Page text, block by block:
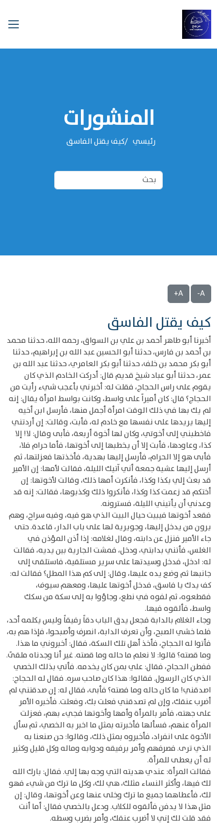
المنشورات
رئيسي كيف يقتل الفاسق
A-
A+
كيف يقتل الفاسق
أخبرنا أبو طاهر أحمد بن علي بن السواق، رحمه الله، حدثنا محمد
بن أحمد بن فارس، حدثنا أبو الحسين عبد الله بن إبراهيم، حدثنا
أبو بكر محمد بن خلف، حدثنا أبو بكر العامري، حدثنا عبد الله بن
عمر، حدثنا أبو عباد شيخ قديم قال: أدركت الخادم الذي كان
يقوم على راس الحجاج، فقلت له: أخبرني بأعجب شيء رأيت من
الحجاج؟ قال: كان أميراً على واسط، وكانت بواسط امرأة يقال: إنه
لم يك بها في ذلك الوقت امرأة أجمل منها، فأرسل ابن أخيه
إليها يريدها على نفسها مع خادم له، فأبت، وقالت: إن أردتني
فاخطبني إلى أخوتي، وكان لها أخوة أربعة، فأبى وقال: لا! إلا
كذا، وعاودها، فأبت إلا أن يخطبها إلى أخوتها، فأما حرام فلا،
فأبى هو إلا الحرام، فأرسل إليها بهدية، فأخذتها فعزلتها، ثم
أرسل إليها عشية جمعة أني آتيك الليلة، فقالت لأمها: إن الأمير
قد بعث إلي بكذا وكذا، فأنكرت أمها ذلك، وقالت لأخوتها: إن
أختكم قد زعمت كذا وكذا، فأنكروا ذلك وكذبوها، فقالت: إنه قد
وعدني أن يأتيني الليلة، فسترونه.
فقعد أخوتها فيبيت حيال البيت الذي هو فيه، وفيه سراح، وهم
يرون من يدخل إليها، وجويرية لها على باب الدار، قاعدة. حتى
جاء الأمير فنزل عن دابته، وقال لغلامه: إذا أذن المؤذن في
الغلس، فأتني بدابتي، ودخل، فمشت الجارية بين يديه، فقالت
له: ادخل، فدخل وسيدتها على سرير مستلقية، فاستلقى إلى
جانبها ثم وضع يده عليها، وقال: إلى كم هذا المطل؟ فقالت له:
كف يدك يا فاسق، فدخل أخوتها عليها، ومعهم سيوف،
فقطعوه، ثم لفوه في نطع، وجاؤوا به إلى سكة من سكك
واسط، فألقوه فيها.
وجاء الغلام بالدابة فجعل يدق الباب دقاً رفيقاً وليس يكلمه أحد،
فلما خشي الصبح، وأن تعرف الدابة، انصرف وأصبحوا، فإذا هم به،
فأتوا له الحجاج، فأخذ أهل تلك السكة، فقال: أخبروني ما هذا.
وما قصته؟ قالوا: لا نعلم ما حاله وما قصته. غير أنا وجدناه ملقىً.
ففطن الحجاج، فقال: علي بمن كان يخدمه. فأتي بذلك الخصي
الذي كان الرسول. فقالوا: هذا كان صاحب سره. فقال له الحجاج:
اصدقني! ما كان حاله وما فصته؟ فأبى، فقال له: إن صدقتني لم
أضرب عنقك، وإن لم تصدقني فعلت بك، وفعلت. فأخبره الأمر
على جهته، فأمر بالمرأة وأمها وأخوتها فجيء بهم، فعزلت
المرأة عنهم، فسألها فأخبرته بمثل ما اخبر به الخصي، ثم سأل
الأخوة على انفراد، فأخبروه بمثل ذلك، وقالوا: حن صنعنا به
الذي ترى. فصرفهم وأمر برفيقه ودوابه وماله وكل قليل وكثير
له أن يعطى للمرأة.
فقالت المرأة: عندي هديته التي وجه بها إلي. فقال: بارك الله
لك فيها، وأكثر النساء مثلك، هي لك، وكل ما ترك من شيء فهو
لك، فأعطاهما جميع ما ترك وخلى عنها وعن أخوتها، وقال: إن
مثل هذا لا يدفن فألقوه للكلاب. ودعل بالخصي فقال: أما أنت
فقد قلت لك إني لا أضرب عنقك، وأمر بضرب وسطه.